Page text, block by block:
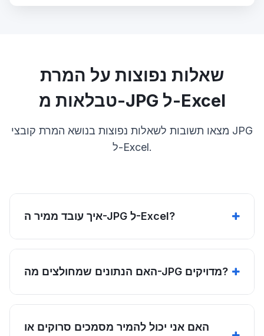
שאלות נפוצות על המרת
טבלאות מ-JPG ל-Excel
מצאו תשובות לשאלות נפוצות בנושא המרת קובצי JPG
ל-Excel.
איך עובד ממיר ה-JPG ל-Excel?
האם הנתונים שמחולצים מה-JPG מדויקים?
האם אני יכול להמיר מסמכים סרוקים או